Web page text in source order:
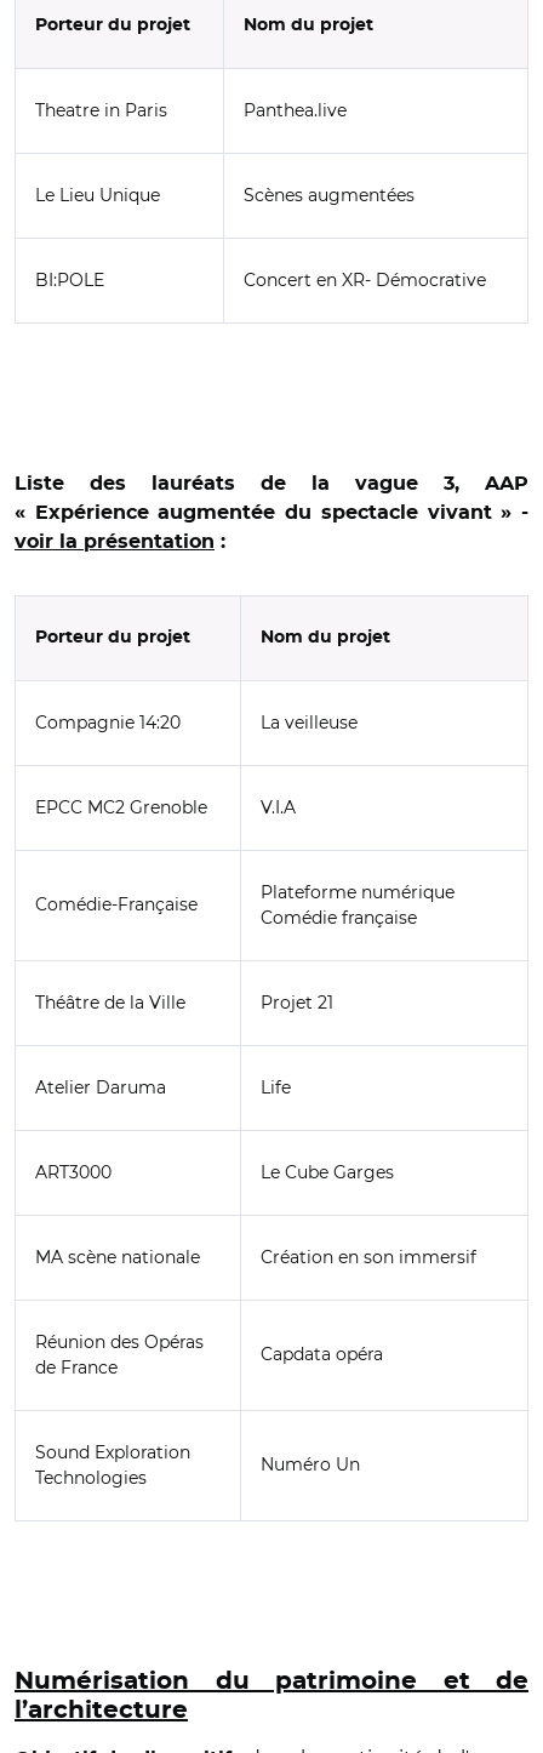
Porteur du projet Nom du projet
Theatre in Paris Panthea.live
Le Lieu Unique Scènes augmentées
BI:POLE Concert en XR- Démocrative
Liste des lauréats de la vague 3, AAP
«
Expérience augmentée du spectacle vivant » -
voir la présentation :
Porteur du projet Nom du projet
Compagnie 14:20 La veilleuse
EPCC MC2 Grenoble V.I.A
Comédie-Française
Plateforme numérique
Comédie française
Théâtre de la Ville Projet 21
Atelier Daruma Life
ART3000 Le Cube Garges
MA scène nationale Création en son immersif
Réunion des Opéras
de France
Capdata opéra
Sound Exploration
Technologies
Numéro Un
Numérisation du patrimoine et de
l’architecture